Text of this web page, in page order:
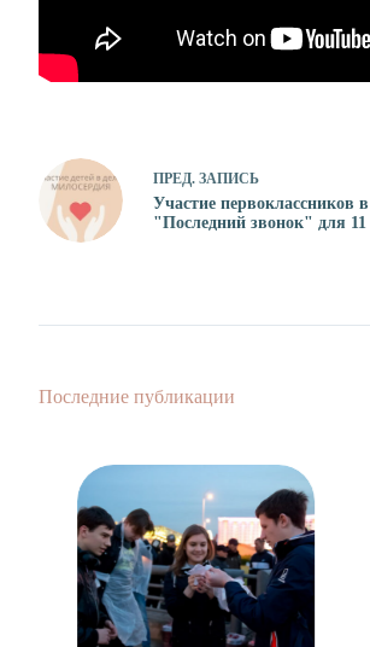
ПРЕД. ЗАПИСЬ
Участие первоклассников
"Последний звонок" для 11
Последние публикации